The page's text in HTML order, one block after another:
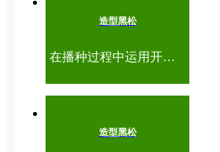
造型黑松
在播种过程中运用开沟条播的方式进行播种，确保沟的深度平整，条播宽度设置为6cm，条距设置为18cm，在沟内均匀地撒施种子时，播种深度为1.2cm。在完成播种后将腐殖土覆盖在造型黑松的种子上，厚度为1cm，轻轻地按压，以保证造型黑松的种子和土壤充分接触。...
造型黑松